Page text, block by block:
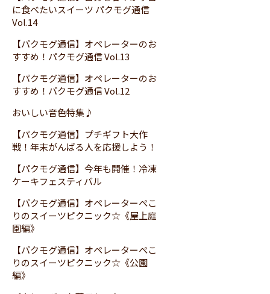
に食べたいスイーツ パクモグ通信
Vol.14
【パクモグ通信】オペレーターのお
すすめ！パクモグ通信 Vol.13
【パクモグ通信】オペレーターのお
すすめ！パクモグ通信 Vol.12
おいしい音色特集♪
【パクモグ通信】プチギフト大作
戦！年末がんばる人を応援しよう！
【パクモグ通信】今年も開催！冷凍
ケーキフェスティバル
【パクモグ通信】オペレーターぺこ
りのスイーツピクニック☆《屋上庭
園編》
【パクモグ通信】オペレーターぺこ
りのスイーツピクニック☆《公園
編》